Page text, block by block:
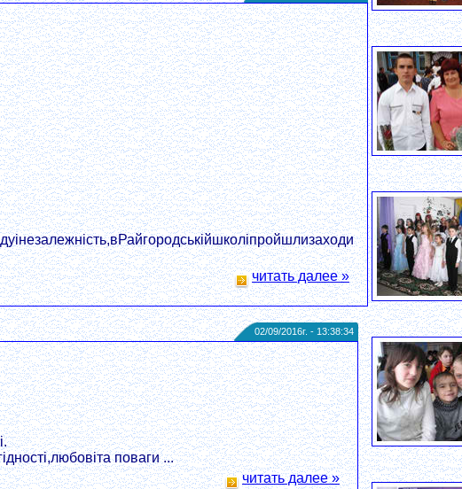
читать далее »
02/09/2016г. - 13:38:34
поваги ...
читать далее »